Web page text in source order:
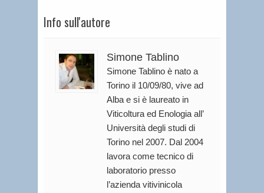
Info sull'autore
Simone Tablino
Simone Tablino è nato a
Torino il 10/09/80, vive ad
Alba e si è laureato in
Viticoltura ed Enologia all’
Università degli studi di
Torino nel 2007. Dal 2004
lavora come tecnico di
laboratorio presso
l’azienda vitivinicola